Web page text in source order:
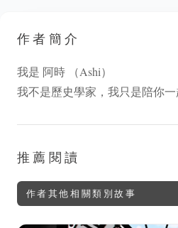
作者簡介
我是 阿時 （Ashi）
我不是歷史學家，我只是陪你一
推薦閱讀
作者其他相關類別故事